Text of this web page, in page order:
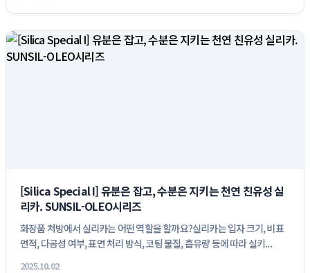
[Silica Special I] 유분은 잡고, 수분은 지키는 천연 친유성 실
리카. SUNSIL-OLEO시리즈
화장품 처방에서 실리카는 어떤 역할을 할까요?실리카는 입자 크기, 비표
면적, 다공성 여부, 표면 처리 방식, 코팅 물질, 흡유량 등에 따라 실키...
2025.10.02